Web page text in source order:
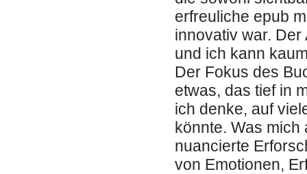
erfreuliche epub
innovativ war.
und ich kann
Der Fokus des
etwas, das tief in
ich denke, auf
könnte. Was mich
nuancierte
von Emotionen,